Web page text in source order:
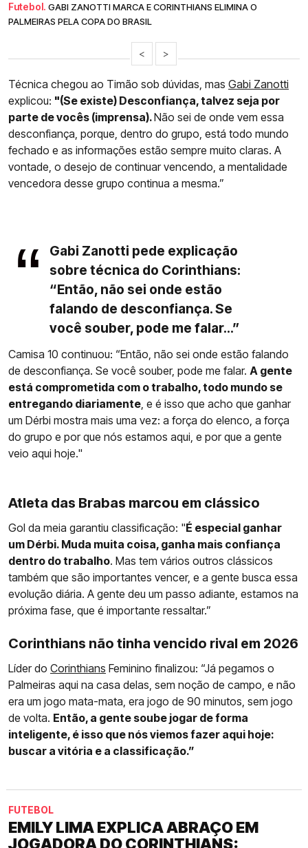
Futebol. GABI ZANOTTI MARCA E CORINTHIANS ELIMINA O
PALMEIRAS PELA COPA DO BRASIL
< >
Técnica chegou ao Timão sob dúvidas, mas Gabi Zanotti
explicou: "(Se existe) Desconfiança, talvez seja por
parte de vocês (imprensa).Não sei de onde vem essa
desconfiança, porque, dentro do grupo, está todo mundo
fechado e as informações estão sempre muito claras. A
vontade, o desejo de continuar vencendo, a mentalidade
vencedora desse grupo continua a mesma.”
Gabi Zanotti pede explicação
sobre técnica do Corinthians:
“Então, não sei onde estão
falando de desconfiança. Se
você souber, pode me falar...”
Camisa 10 continuou: “Então, não sei onde estão falando
de desconfiança. Se você souber, pode me falar. A gente
está comprometida com o trabalho, todo mundo se
entregando diariamente, e é isso que acho que ganhar
um Dérbi mostra mais uma vez: a força do elenco, a força
do grupo e por que nós estamos aqui, e por que a gente
veio aqui hoje."
Atleta das Brabas marcou em clássico
Gol da meia garantiu classificação: "É especial ganhar
um Dérbi. Muda muita coisa, ganha mais confiança
dentro do trabalho. Mas tem vários outros clássicos
também que são importantes vencer, e a gente busca essa
evolução diária. A gente deu um passo adiante, estamos na
próxima fase, que é importante ressaltar.”
Corinthians não tinha vencido rival em 2026
Líder do Corinthians Feminino finalizou: “Já pegamos o
Palmeiras aqui na casa delas, sem noção de campo, e não
era um jogo mata-mata, era jogo de 90 minutos, sem jogo
de volta. Então, a gente soube jogar de forma
inteligente, é isso que nós viemos fazer aqui hoje:
buscar a vitória e a classificação.”
FUTEBOL
EMILY LIMA EXPLICA ABRAÇO EM
JOGADORA DO CORINTHIANS: